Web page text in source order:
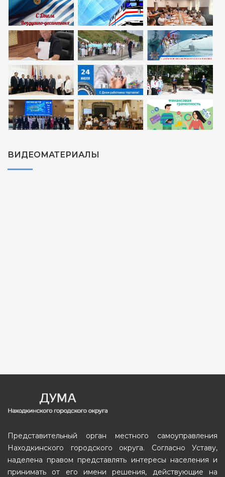
ВИДЕОМАТЕРИАЛЫ
Представительный орган местного самоуправления
Находкинского городского округа. Согласно Уставу,
наделена правом представлять интересы населения и
принимать от его имени решения, действующие на